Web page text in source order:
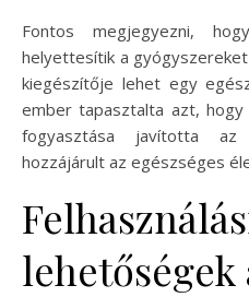
Fontos megjegyezni,
helyettesítik a
kiegészítője lehet egy
ember tapasztalta azt,
fogyasztása javította
hozzájárult az egészséges
lehetőségek